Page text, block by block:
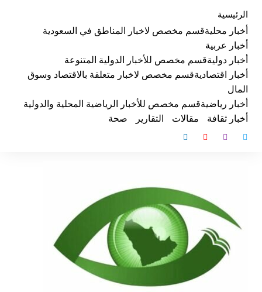
المحتوى
الرئيسية
أخبار محليةقسم مخصص لاخبار المناطق في السعودية
أخبار عربية
أخبار دوليةقسم مخصص للأخبار الدولية المتنوعة
أخبار اقتصاديةقسم مخصص لاخبار متعلقة بالاقتصاد وسوق
المال
أخبار رياضيةقسم مخصص للأخبار الرياضية المحلية والدولية
أخبار ثقافة
مقالات التقارير صحة